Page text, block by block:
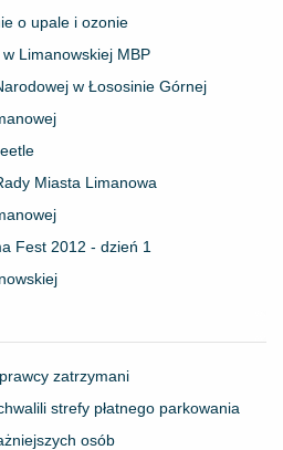
o upale i ozonie
Limanowskiej MBP
w Łososinie Górnej
Miasta Limanowa
Fest 2012 - dzień 1
zatrzymani
strefy płatnego parkowania
osób